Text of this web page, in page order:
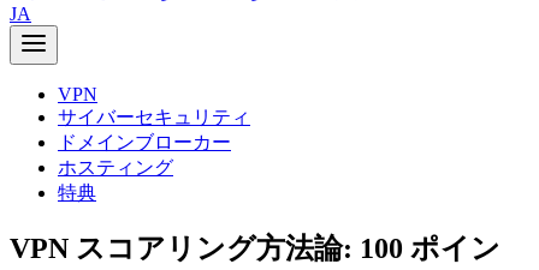
JA
VPN
サイバーセキュリティ
ドメインブローカー
ホスティング
特典
VPN スコアリング方法論: 100 ポイン